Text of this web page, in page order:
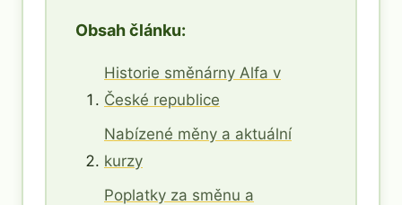
Obsah článku:
Historie směnárny Alfa v
České republice
Nabízené měny a aktuální
kurzy
Poplatky za směnu a